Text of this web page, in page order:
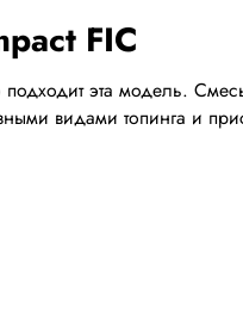
FIC
эта модель.
видами топинга и